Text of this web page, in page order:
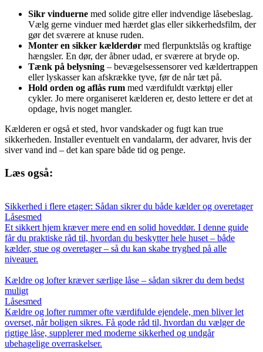
Sikr vinduerne med solide gitre eller indvendige låsebeslag.
Vælg gerne vinduer med hærdet glas eller sikkerhedsfilm, der
gør det sværere at knuse ruden.
Monter en sikker kælderdør med flerpunktslås og kraftige
hængsler. En dør, der åbner udad, er sværere at bryde op.
Tænk på belysning – bevægelsessensorer ved kældertrappen
eller lyskasser kan afskrække tyve, før de når tæt på.
Hold orden og aflås rum med værdifuldt værktøj eller
cykler. Jo mere organiseret kælderen er, desto lettere er det at
opdage, hvis noget mangler.
Kælderen er også et sted, hvor vandskader og fugt kan true
sikkerheden. Installer eventuelt en vandalarm, der advarer, hvis der
siver vand ind – det kan spare både tid og penge.
Læs også:
Sikkerhed i flere etager: Sådan sikrer du både kælder og overetager
Låsesmed
Et sikkert hjem kræver mere end en solid hoveddør. I denne guide
får du praktiske råd til, hvordan du beskytter hele huset – både
kælder, stue og overetager – så du kan skabe tryghed på alle
niveauer.
Kældre og lofter kræver særlige låse – sådan sikrer du dem bedst
muligt
Låsesmed
Kældre og lofter rummer ofte værdifulde ejendele, men bliver let
overset, når boligen sikres. Få gode råd til, hvordan du vælger de
rigtige låse, supplerer med moderne sikkerhed og undgår
ubehagelige overraskelser.